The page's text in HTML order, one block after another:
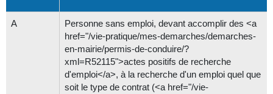
A
Personne sans emploi, devant accomplir des <a
href="/vie-pratique/mes-demarches/demarches-
en-mairie/permis-de-conduire/?
xml=R52115">actes positifs de recherche
d'emploi</a>, à la recherche d'un emploi quel que
soit le type de contrat (<a href="/vie-